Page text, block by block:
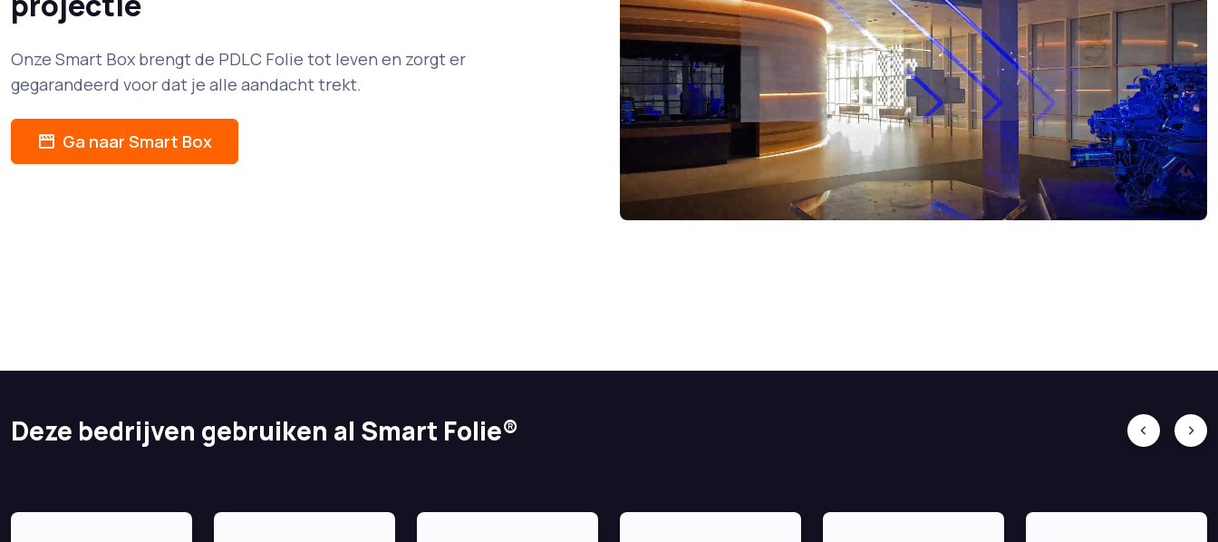
Onze Smart Box brengt de PDLC Folie tot leven en zorgt er
gegarandeerd voor dat je alle aandacht trekt.
Ga naar Smart Box
Deze bedrijven gebruiken al Smart Folie®